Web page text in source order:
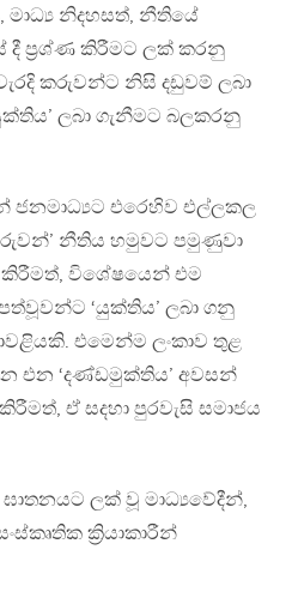
මාධ්‍ය නිදහසත්, නීතියේ
දී ප්‍රශ්ණ කිරීමට ලක් කරනු
කරුවන්ට නිසි දඩුවම් ලබා
ලබා ගැනීමට බලකරනු
ජනමාධ්‍යට එරෙහිව එල්ලකල
නීතිය හමුවට පමුණුවා
කිරීමත්, විශේෂයෙන් එම
‘යුක්තිය’ ලබා ගනු
එමෙන්ම ලංකාව තුළ
එන ‘දණ්ඩමුක්තිය’ අවසන්
ඒ සදහා පුරවැසි සමාජය
ලක් වූ මාධ්‍යවේදීන්,
ක්‍රියාකාරීන්